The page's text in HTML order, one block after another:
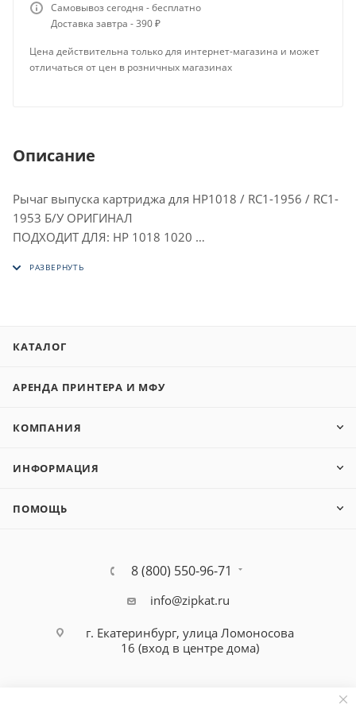
Самовывоз сегодня - бесплатно
Доставка завтра - 390 ₽
Цена действительна только для интернет-магазина и может
отличаться от цен в розничных магазинах
Описание
Рычаг выпуска картриджа для HP1018 / RC1-1956 / RC1-
1953 Б/У ОРИГИНАЛ
ПОДХОДИТ ДЛЯ: HP 1018 1020
КАТАЛОГ
АРЕНДА ПРИНТЕРА И МФУ
КОМПАНИЯ
ИНФОРМАЦИЯ
ПОМОЩЬ
8 (800) 550-96-71
info@zipkat.ru
г. Екатеринбург, улица Ломоносова
16 (вход в центре дома)